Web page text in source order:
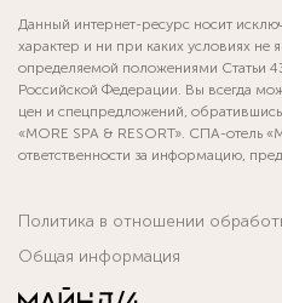
Данный интернет-ресурс носит
характер и ни при каких условиях не
определяемой положениями Статьи
Российской Федерации. Вы всегда
цен и спецпредложений,
«MORE SPA & RESORT». СПА-отель
ответственности за информацию,
Политика в отношении
Общая информация